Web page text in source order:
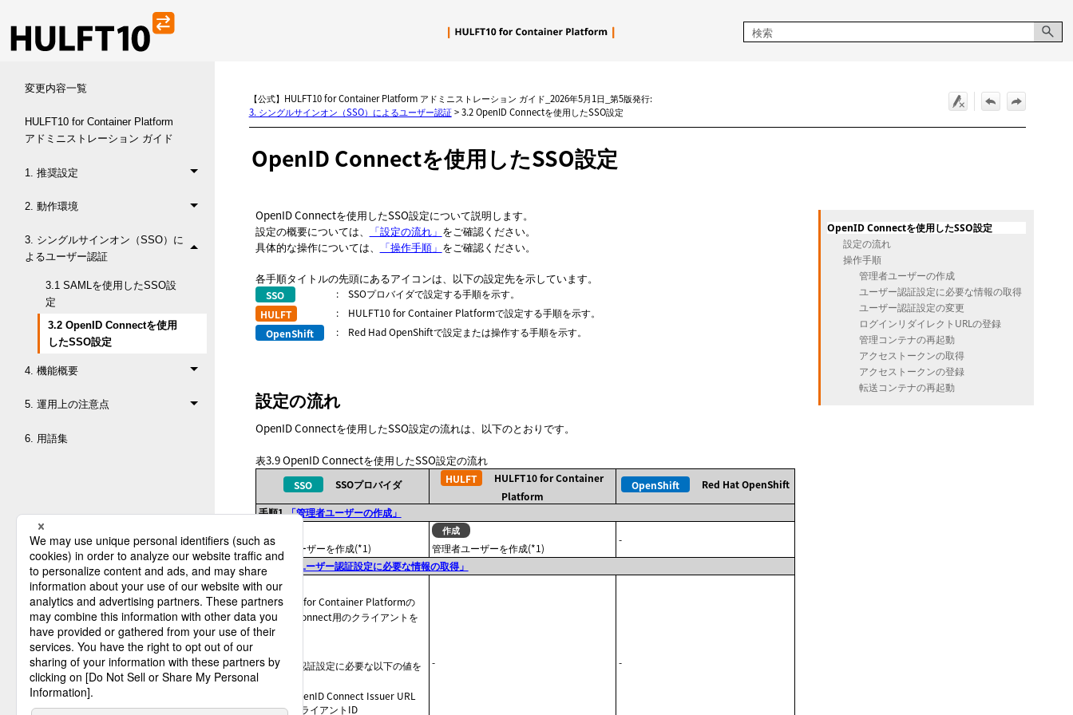
変更内容一覧
HULFT10 for Container Platform
アドミニストレーション ガイド
1. 推奨設定
2. 動作環境
3. シングルサインオン（SSO）に
よるユーザー認証
3.1 SAMLを使用したSSO設
定
3.2 OpenID Connectを使用
したSSO設定
4. 機能概要
5. 運用上の注意点
6. 用語集
【公式】HULFT10 for Container Platform アドミニストレーション ガイド_2026年5月1日_第5版発行:
3. シングルサインオン（SSO）によるユーザー認証>3.2 OpenID Connectを使用したSSO設定
OpenID Connectを使用したSSO設定
OpenID Connectを使用したSSO設定
設定の流れ
操作手順
管理者ユーザーの作成
ユーザー認証設定に必要な情報の取得
ユーザー認証設定の変更
ログインリダイレクトURLの登録
管理コンテナの再起動
アクセストークンの取得
アクセストークンの登録
転送コンテナの再起動
OpenID Connectを使用したSSO設定について説明します。
設定の概要については、
「設定の流れ」 をご確認ください。
具体的な操作については、
「操作手順」 をご確認ください。
各手順タイトルの先頭にあるアイコンは、以下の設定先を示しています。
:
SSOプロバイダで設定する手順を示す。
:
HULFT10 for Container Platformで設定する手順を示す。
:
Red Had OpenShiftで設定または操作する手順を示す。
設定の流れ
OpenID Connectを使用したSSO設定の流れは、以下のとおりです。
表3.9OpenID Connectを使用したSSO設定の流れ
SSOプロバイダ
HULFT10 for Container
Platform
Red Hat OpenShift
手順1.「管理者ユーザーの作成」
管理者ユーザーを作成(*1) 管理者ユーザーを作成(*1)
-
「ユーザー認証設定に必要な情報の取得」
HULFT10 for Container Platformの
OpenID Connect用のクライアントを
作成
ユーザー認証設定に必要な以下の値を
取得
OpenID Connect Issuer URL
クライアントID
- -